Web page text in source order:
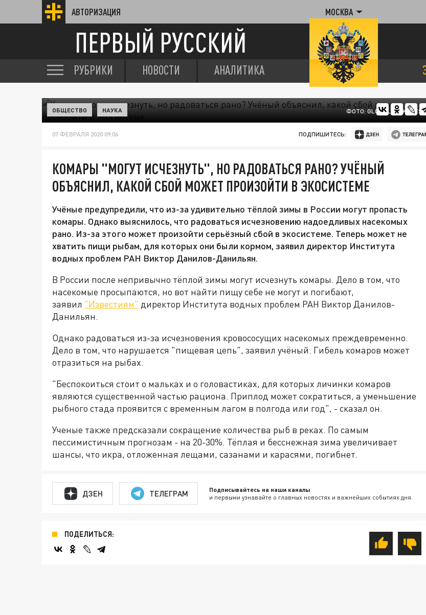
АВТОРИЗАЦИЯ МОСКВА
ПЕРВЫЙ РУССКИЙ
РУБРИКИ НОВОСТИ АНАЛИТИКА
ФОТО: GLOBALLOOKPRESS
ОБЩЕСТВО НАУКА
07 ФЕВРАЛЯ 2020 09:06 ПОДПИШИТЕСЬ:
КОМАРЫ "МОГУТ ИСЧЕЗНУТЬ", НО РАДОВАТЬСЯ РАНО? УЧЁНЫЙ
ОБЪЯСНИЛ, КАКОЙ СБОЙ МОЖЕТ ПРОИЗОЙТИ В ЭКОСИСТЕМЕ
Учёные предупредили, что из-за удивительно тёплой зимы в России могут пропасть
комары. Однако выяснилось, что радоваться исчезновению надоедливых насекомых
рано. Из-за этого может произойти серьёзный сбой в экосистеме. Теперь может не
хватить пищи рыбам, для которых они были кормом, заявил директор Института
водных проблем РАН Виктор Данилов-Данильян.
В России после непривычно тёплой зимы могут исчезнуть комары. Дело в том, что
насекомые просыпаются, но вот найти пищу себе не могут и погибают,
заявил "Известиям" директор Института водных проблем РАН Виктор Данилов-
Данильян.
Однако радоваться из-за исчезновения кровососущих насекомых преждевременно.
Дело в том, что нарушается "пищевая цепь", заявил учёный. Гибель комаров может
отразиться на рыбах.
"Беспокоиться стоит о мальках и о головастиках, для которых личинки комаров
являются существенной частью рациона. Приплод может сократиться, а уменьшение
рыбного стада проявится с временным лагом в полгода или год", - сказал он.
Ученые также предсказали сокращение количества рыб в реках. По самым
пессимистичным прогнозам - на 20-30%. Тёплая и бесснежная зима увеличивает
шансы, что икра, отложенная лещами, сазанами и карасями, погибнет.
ДЗЕН ТЕЛЕГРАМ Подписывайтесь на наши каналы
и первыми узнавайте о главных новостях и важнейших событиях дня.
ПОДЕЛИТЬСЯ: